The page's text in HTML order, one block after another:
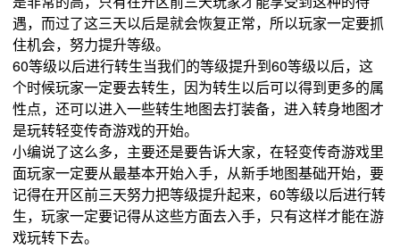
遇，而过了这三天以后是就会恢复正常，所以玩家一定要抓
住机会，努力提升等级。
60等级以后进行转生当我们的等级提升到60等级以后，这
个时候玩家一定要去转生，因为转生以后可以得到更多的属
性点，还可以进入一些转生地图去打装备，进入转身地图才
是玩转轻变传奇游戏的开始。
小编说了这么多，主要还是要告诉大家，在轻变传奇游戏里
面玩家一定要从最基本开始入手，从新手地图基础开始，要
记得在开区前三天努力把等级提升起来，60等级以后进行转
生，玩家一定要记得从这些方面去入手，只有这样才能在游
戏玩转下去。